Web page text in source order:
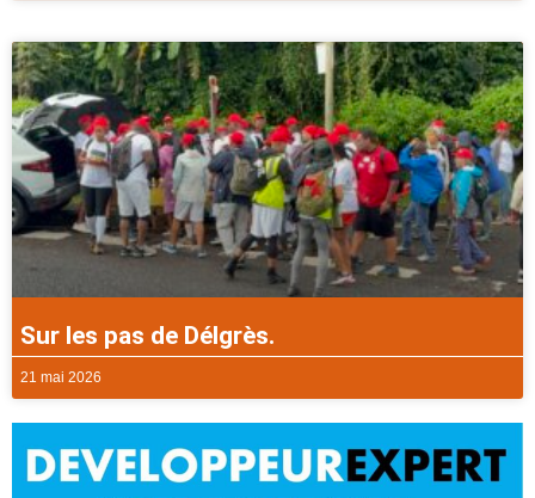
Sur les pas de Délgrès.
21 mai 2026